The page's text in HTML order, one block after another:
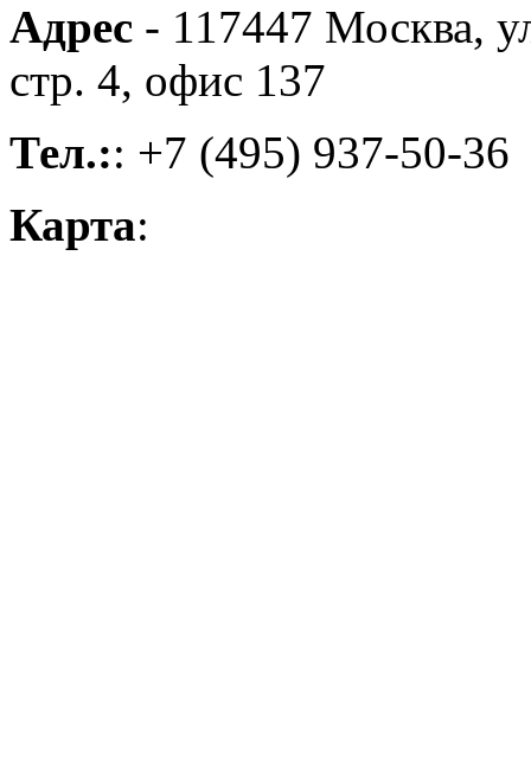
Адрес - 117447 Москва,
стр. 4, офис 137
Тел.:: +7 (495) 937-50-36
Карта: